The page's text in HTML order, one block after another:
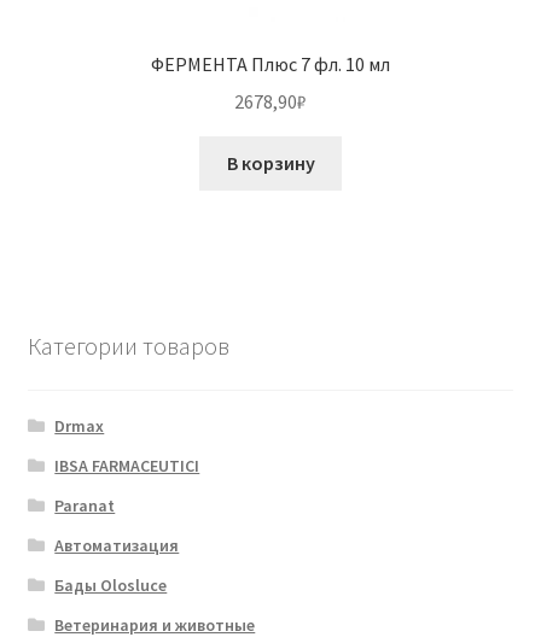
ФЕРМЕНТА Плюс 7 фл. 10 мл
2678,90₽
В корзину
Категории товаров
Drmax
IBSA FARMACEUTICI
Paranat
Автоматизация
Бады Olosluce
Ветеринария и животные